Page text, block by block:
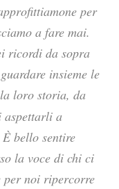
per
a fare mai.
ricordi da sopra
insieme le
loro storia, da
aspettarli a
bello sentire
la voce di chi ci
per noi ripercorre